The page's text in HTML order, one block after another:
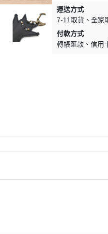
運送方式
7-11取貨
全家
付款方式
轉帳匯款
信用